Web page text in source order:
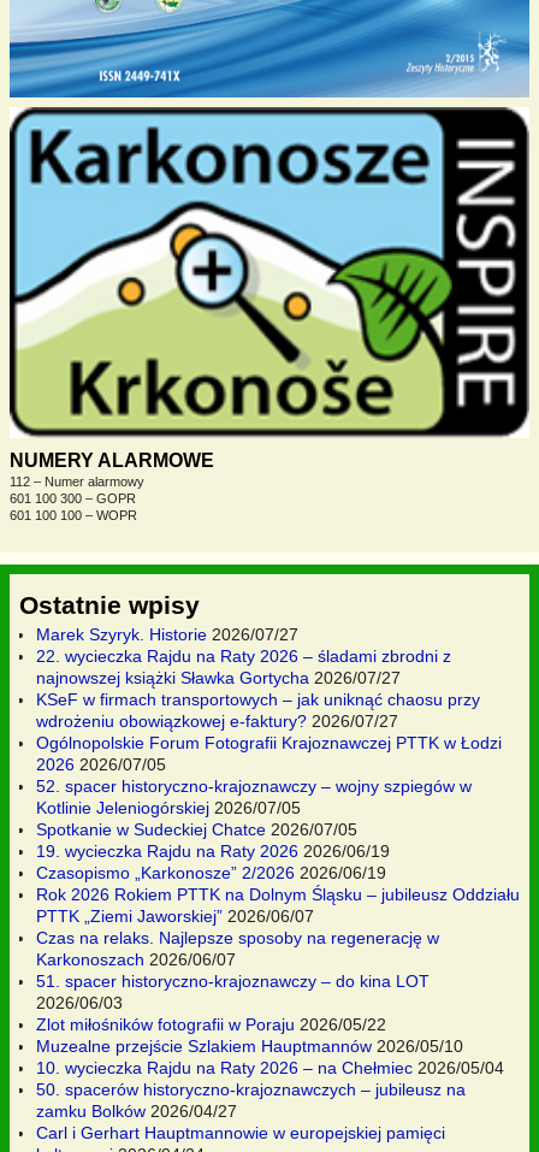
NUMERY ALARMOWE
112 – Numer alarmowy
601 100 300 – GOPR
601 100 100 – WOPR
Ostatnie wpisy
Marek Szyryk. Historie 2026/07/27
22. wycieczka Rajdu na Raty 2026 – śladami zbrodni z
najnowszej książki Sławka Gortycha 2026/07/27
KSeF w firmach transportowych – jak uniknąć chaosu przy
wdrożeniu obowiązkowej e-faktury? 2026/07/27
Ogólnopolskie Forum Fotografii Krajoznawczej PTTK w Łodzi
2026 2026/07/05
52. spacer historyczno-krajoznawczy – wojny szpiegów w
Kotlinie Jeleniogórskiej 2026/07/05
Spotkanie w Sudeckiej Chatce 2026/07/05
19. wycieczka Rajdu na Raty 2026 2026/06/19
Czasopismo „Karkonosze” 2/2026 2026/06/19
Rok 2026 Rokiem PTTK na Dolnym Śląsku – jubileusz Oddziału
PTTK „Ziemi Jaworskiej” 2026/06/07
Czas na relaks. Najlepsze sposoby na regenerację w
Karkonoszach 2026/06/07
51. spacer historyczno-krajoznawczy – do kina LOT
2026/06/03
Zlot miłośników fotografii w Poraju 2026/05/22
Muzealne przejście Szlakiem Hauptmannów 2026/05/10
10. wycieczka Rajdu na Raty 2026 – na Chełmiec 2026/05/04
50. spacerów historyczno-krajoznawczych – jubileusz na
zamku Bolków 2026/04/27
Carl i Gerhart Hauptmannowie w europejskiej pamięci